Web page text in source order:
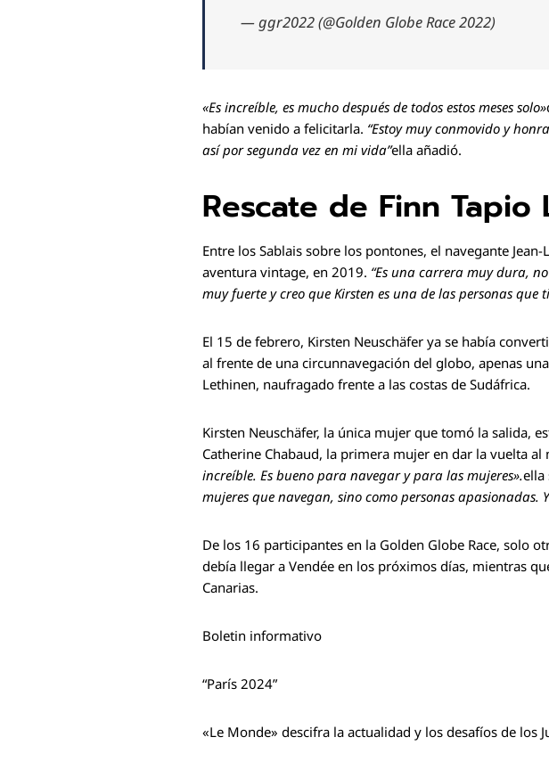
— ggr2022 (@Golden Globe Race 2022)
«Es increíble, es mucho después de todos estos meses solo»
habían venido a felicitarla. “Estoy muy conmovido y
así por segunda vez en mi vida”ella añadió.
Rescate de Finn Tapio
Entre los Sablais sobre los pontones, el navegante
aventura vintage, en 2019. “Es una carrera muy dura,
muy fuerte y creo que Kirsten es una de las personas que
El 15 de febrero, Kirsten Neuschäfer ya se había
al frente de una circunnavegación del globo, apenas
Lethinen, naufragado frente a las costas de Sudáfrica.
Kirsten Neuschäfer, la única mujer que tomó la salida,
Catherine Chabaud, la primera mujer en dar la vuelta
increíble. Es bueno para navegar y para las mujeres».ella
mujeres que navegan, sino como personas apasionadas.
De los 16 participantes en la Golden Globe Race, solo
debía llegar a Vendée en los próximos días, mientras
Canarias.
Boletin informativo
“París 2024”
«Le Monde» descifra la actualidad y los desafíos de los